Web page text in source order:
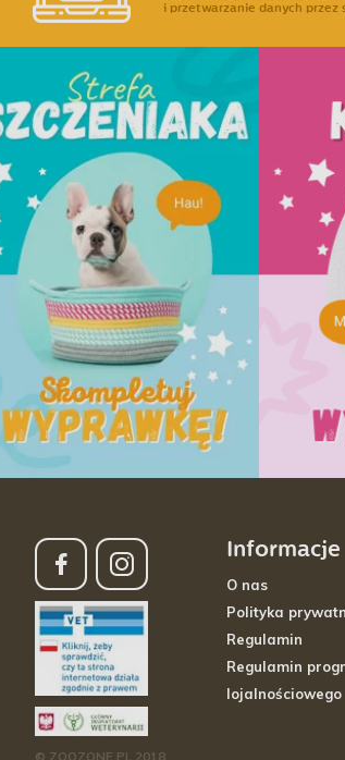
i przetwarzanie danych przez
© ZOOZONE.PL 2018
Informacje
O nas
Polityka
Regulamin
Regulamin
lojalnościowego